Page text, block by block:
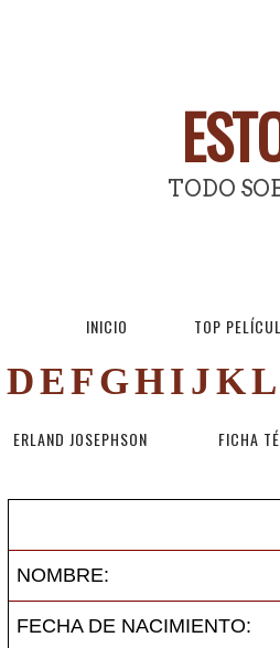
TODO
INICIO TOP
DEFGHIJKL
ERLAND JOSEPHSON FICHA
NOMBRE:
FECHA DE NACIMIENTO: